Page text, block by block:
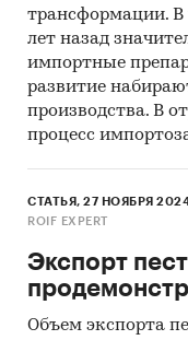
трансформации. В
лет назад
импортные
развитие
производства. В
процесс
СТАТЬЯ, 27 НОЯБРЯ
ROIF EXPERT
Экспорт
Объем экспорта